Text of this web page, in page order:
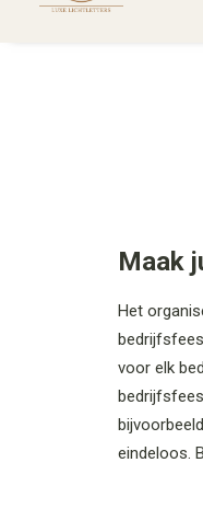
Maak
Het
voor elk
eindeloos.